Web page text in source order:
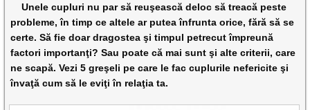
Unele cupluri nu par să reuşească deloc să treacă peste
probleme, în timp ce altele ar putea înfrunta orice, fără să se
certe. Să fie doar dragostea şi timpul petrecut împreună
factori importanţi? Sau poate că mai sunt şi alte criterii, care
ne scapă. Vezi 5 greşeli pe care le fac cuplurile nefericite şi
învaţă cum să le eviţi în relaţia ta.